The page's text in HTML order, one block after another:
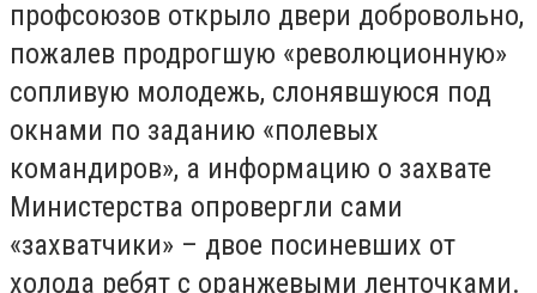
профсоюзов открыло двери добровольно,
пожалев продрогшую «революционную»
сопливую молодежь, слонявшуюся под
окнами по заданию «полевых
командиров», а информацию о захвате
Министерства опровергли сами
«захватчики» – двое посиневших от
холода ребят с оранжевыми ленточками.